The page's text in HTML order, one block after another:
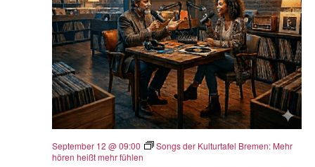
September 12 @ 09:00
Songs der Kulturtafel Bremen: Mehr
hören heißt mehr fühlen